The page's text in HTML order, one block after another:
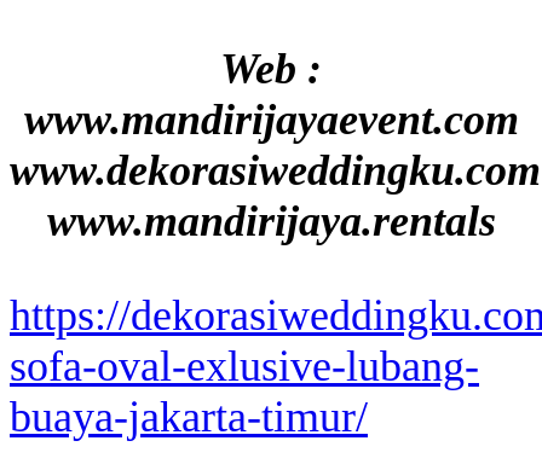
Web :
www.mandirijayaevent.com
www.dekorasiweddingku.com
www.mandirijaya.rentals
https://
sofa-oval-exlusive-lubang-
buaya-jakarta-timur/